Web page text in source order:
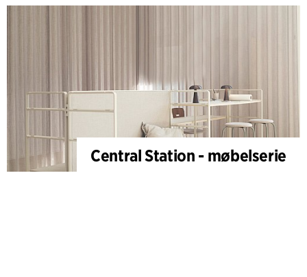
Central Station - møbelserie